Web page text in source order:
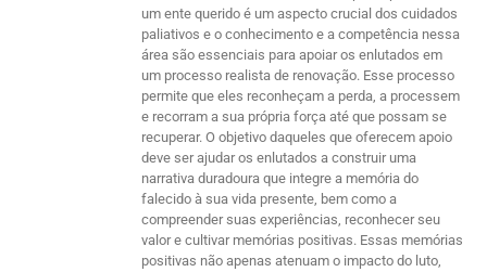
um ente querido é um aspecto crucial dos cuidados
paliativos e o conhecimento e a competência nessa
área são essenciais para apoiar os enlutados em
um processo realista de renovação. Esse processo
permite que eles reconheçam a perda, a processem
e recorram a sua própria força até que possam se
recuperar. O objetivo daqueles que oferecem apoio
deve ser ajudar os enlutados a construir uma
narrativa duradoura que integre a memória do
falecido à sua vida presente, bem como a
compreender suas experiências, reconhecer seu
valor e cultivar memórias positivas. Essas memórias
positivas não apenas atenuam o impacto do luto,